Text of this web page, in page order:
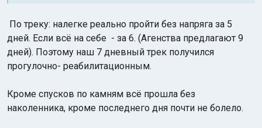
По треку: налегке реально пройти без напряга за 5
дней. Если всё на себе - за 6. (Агенства предлагают 9
дней). Поэтому наш 7 дневный трек получился
прогулочно- реабилитационным.
Кроме спусков по камням всё прошла без
наколенника, кроме последнего дня почти не болело.